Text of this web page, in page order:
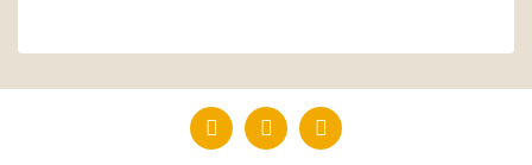
Yorum Yaz